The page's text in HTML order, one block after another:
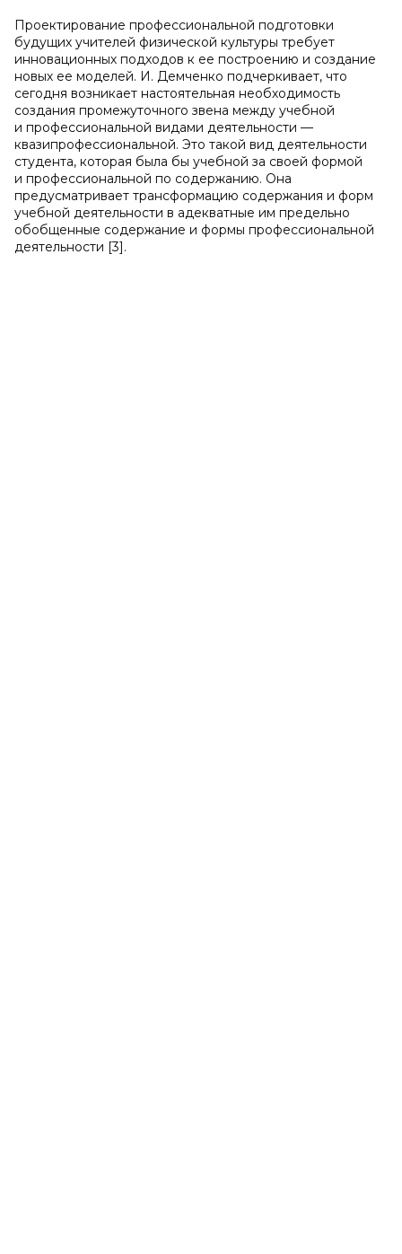
Проектирование профессиональной подготовки
будущих учителей физической культуры требует
инновационных подходов к ее построению и создание
новых ее моделей. И. Демченко подчеркивает, что
сегодня возникает настоятельная необходимость
создания промежуточного звена между учебной
и профессиональной видами деятельности —
квазипрофессиональной. Это такой вид деятельности
студента, которая была бы учебной за своей формой
и профессиональной по содержанию. Она
предусматривает трансформацию содержания и форм
учебной деятельности в адекватные им предельно
обобщенные содержание и формы профессиональной
деятельности [3].